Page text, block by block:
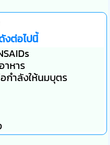
งต่อไปนี้
าหาร
กำลังให้นมบุตร